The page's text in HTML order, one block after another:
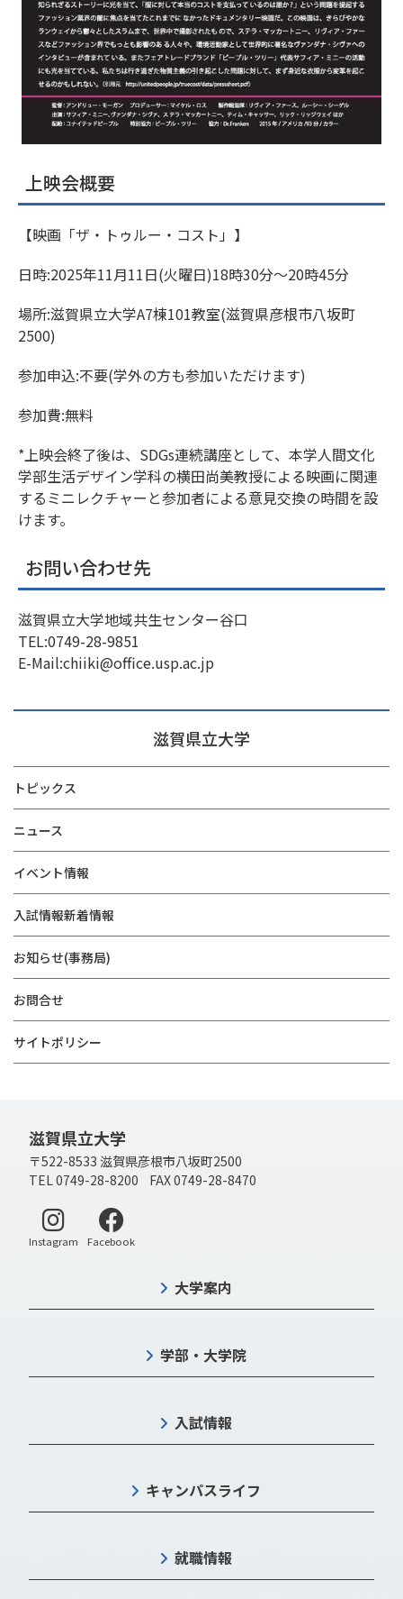
滋賀県立大学
トピックス
ニュース
イベント情報
入試情報新着情報
お知らせ(事務局)
お問合せ
サイトポリシー
上映会概要
【映画「ザ・トゥルー・コスト」】
日時:2025年11月11日(火曜日)18時30分～20時45分
場所:滋賀県立大学A7棟101教室(滋賀県彦根市八坂町
2500)
参加申込:不要(学外の方も参加いただけます)
参加費:無料
*上映会終了後は、SDGs連続講座として、本学人間文化
学部生活デザイン学科の横田尚美教授による映画に関連
するミニレクチャーと参加者による意見交換の時間を設
けます。
お問い合わせ先
滋賀県立大学地域共生センター谷口
TEL:0749-28-9851
E-Mail:chiiki@office.usp.ac.jp
滋賀県立大学
〒522-8533 滋賀県彦根市八坂町2500
TEL 0749-28-8200 FAX 0749-28-8470
Instagram 別ウィンドウで開く
Facebook別ウィンドウで開く
大学案内
学部・大学院
入試情報
キャンパスライフ
就職情報